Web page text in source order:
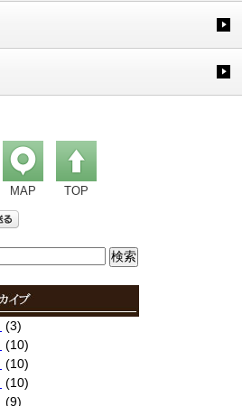
MAP TOP
(3)
(10)
(10)
(10)
(9)